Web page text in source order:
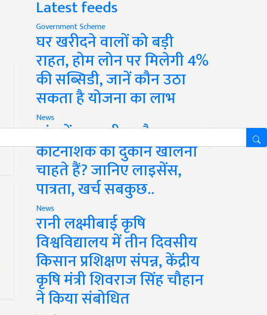
Latest feeds
Government Scheme
घर खरीदने वालों को बड़ी
राहत, होम लोन पर मिलेगी 4%
की सब्सिडी, जानें कौन उठा
सकता है योजना का लाभ
News
गांव में खाद, बीज और
कीटनाशक की दुकान खोलना
चाहते हैं? जानिए लाइसेंस,
पात्रता, खर्च सबकुछ..
News
रानी लक्ष्मीबाई कृषि
विश्वविद्यालय में तीन दिवसीय
किसान प्रशिक्षण संपन्न, केंद्रीय
कृषि मंत्री शिवराज सिंह चौहान
ने किया संबोधित